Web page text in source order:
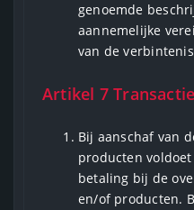
genoemde
aannemelijke
van de
Artikel 7
Bij aanschaf van
producten
betaling bij de
en/of producten.